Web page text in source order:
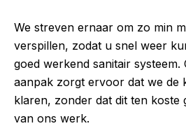
We streven ernaar om zo min
verspillen, zodat u snel weer
goed werkend sanitair systeem.
aanpak zorgt ervoor dat we de
klaren, zonder dat dit ten koste
van ons werk.